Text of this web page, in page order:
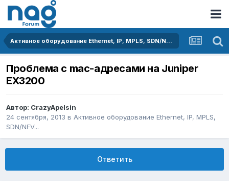
Активное оборудование Ethernet, IP, MPLS, SDN/NFV...
Проблема с mac-адресами на Juniper
EX3200
Автор: CrazyApelsin
24 сентября, 2013 в Активное оборудование Ethernet, IP, MPLS,
SDN/NFV...
Ответить